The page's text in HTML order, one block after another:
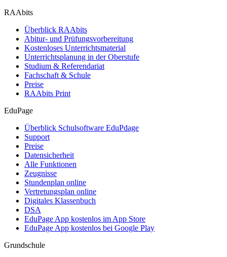
RAAbits
Überblick RAAbits
Abitur- und Prüfungsvorbereitung
Kostenloses Unterrichtsmaterial
Unterrichtsplanung in der Oberstufe
Studium & Referendariat
Fachschaft & Schule
Preise
RAAbits Print
EduPage
Überblick Schulsoftware EduPdage
Support
Preise
Datensicherheit
Alle Funktionen
Zeugnisse
Stundenplan online
Vertretungsplan online
Digitales Klassenbuch
DSA
EduPage App kostenlos im App Store
EduPage App kostenlos bei Google Play
Grundschule